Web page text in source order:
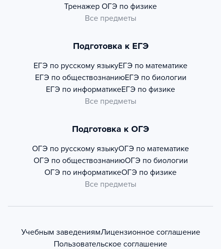
Тренажер ОГЭ по физике
Все предметы
Подготовка к ЕГЭ
ЕГЭ по русскому языкуЕГЭ по математике
ЕГЭ по обществознаниюЕГЭ по биологии
ЕГЭ по информатикеЕГЭ по физике
Все предметы
Подготовка к ОГЭ
ОГЭ по русскому языкуОГЭ по математике
ОГЭ по обществознаниюОГЭ по биологии
ОГЭ по информатикеОГЭ по физике
Все предметы
Учебным заведениямЛицензионное соглашение
Пользовательское соглашение